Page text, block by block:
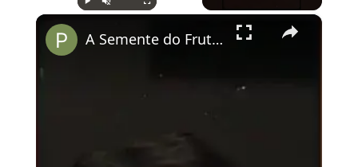
×
A Semente do Fruto Sagrado: o representante da Alemanha no Oscar